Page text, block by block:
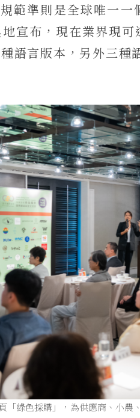
範準則是全球唯一一
宣布，現在業界現
語言版本，另外三種
「綠色採購」，為供應商、小農